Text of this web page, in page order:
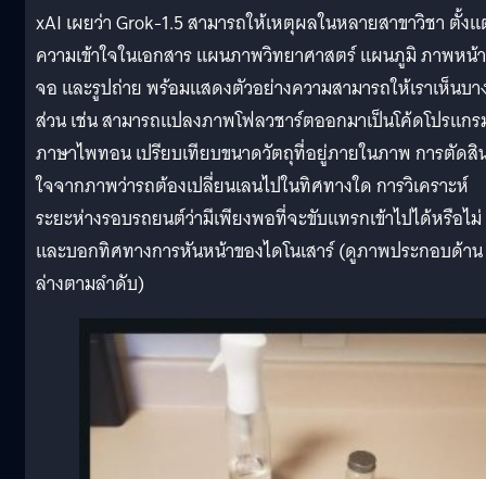
xAI เผยว่า Grok-1.5 สามารถให้เหตุผลในหลายสาขาวิชา ตั้ง
ความเข้าใจในเอกสาร แผนภาพวิทยาศาสตร์ แผนภูมิ ภาพหน้า
จอ และรูปถ่าย พร้อมแสดงตัวอย่างความสามารถให้เราเห็นบา
ส่วน เช่น สามารถแปลงภาพโฟลวชาร์ตออกมาเป็นโค้ดโปรแก
ภาษาไพทอน เปรียบเทียบขนาดวัตถุที่อยู่ภายในภาพ การตัดสิ
ใจจากภาพว่ารถต้องเปลี่ยนเลนไปในทิศทางใด การวิเคราะห์
ระยะห่างรอบรถยนต์ว่ามีเพียงพอที่จะขับแทรกเข้าไปได้หรือไม่
และบอกทิศทางการหันหน้าของไดโนเสาร์ (ดูภาพประกอบด้าน
ล่างตามลำดับ)